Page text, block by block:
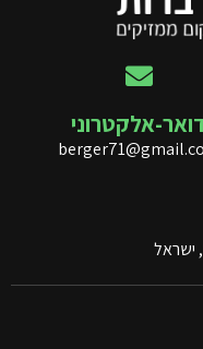
אלקטרוני